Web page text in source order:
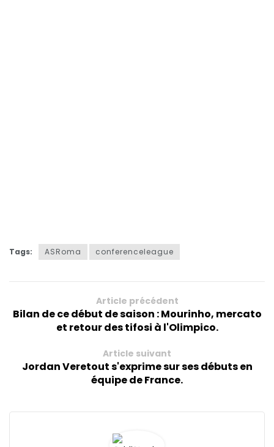
Tags: ASRoma conferenceleague
Article précédent
Bilan de ce début de saison : Mourinho, mercato
et retour des tifosi à l'Olimpico.
Article suivant
Jordan Veretout s'exprime sur ses débuts en
équipe de France.